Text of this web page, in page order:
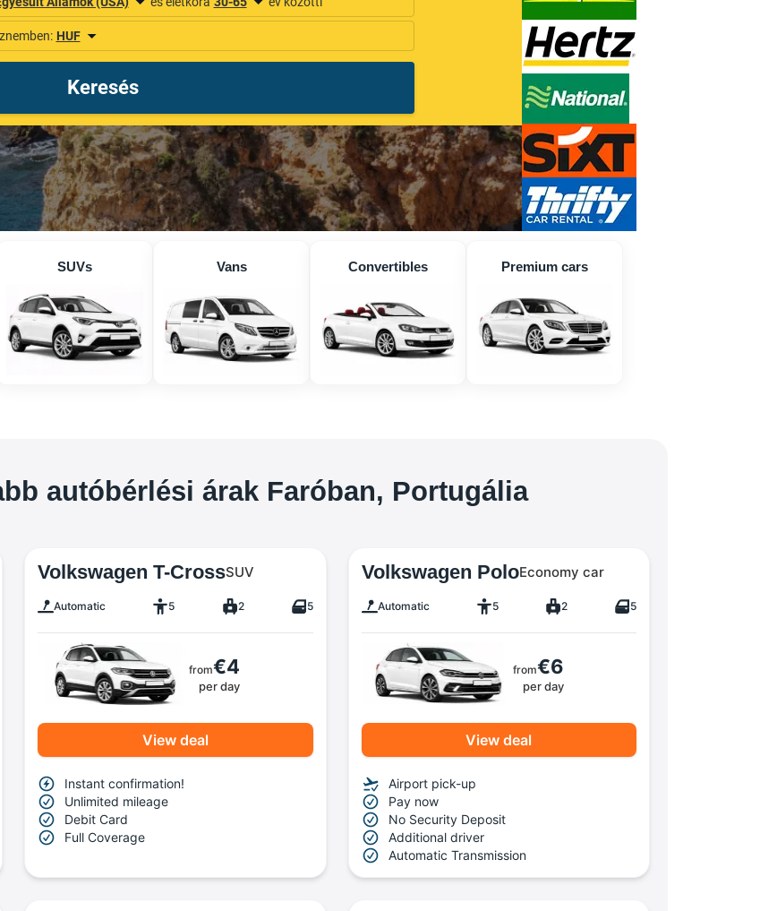
SUVs Vans Convertibles Premium cars
autóbérlési árak Faróban, Portugália
Volkswagen T-CrossSUV
Automatic 5 2 5
from€4
per day
View deal
Instant confirmation!
Unlimited mileage
Debit Card
Full Coverage
Volkswagen PoloEconomy car
Automatic 5 2 5
from€6
per day
View deal
Airport pick-up
Pay now
No Security Deposit
Additional driver
Automatic Transmission